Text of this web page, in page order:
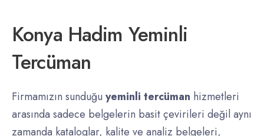
Konya Hadim Yeminli
Tercüman
Firmamızın sunduğu yeminli tercüman hizmetleri
arasında sadece belgelerin basit çevirileri değil aynı
zamanda kataloglar, kalite ve analiz belgeleri,